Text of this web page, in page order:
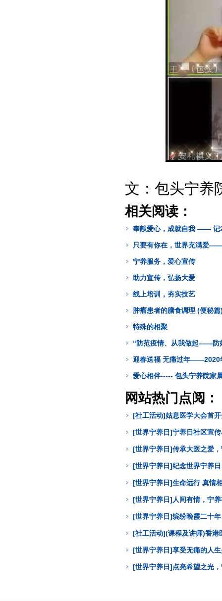
文：包头宁养
相关阅读：
奉献爱心，成就自我 —— 记
只要有你在，世界充满爱
宁养服务，爱心宣传
助力宣传，弘扬大爱
线上培训，夯实技艺
肿瘤患者的膳食调理 (便秘篇
特殊的相聚
“防范疫情、从我做起——防
迎春送福 无痛过年——2020
爱心相伴----- 包头宁养院家
网站热门点阅：
[社工活动]姑息医学大会首
[世界宁养日]宁养日社区宣
[世界宁养日]传承大医之爱
[世界宁养日]纪念世界宁养
[世界宁养日]生命远行 真情
[世界宁养日]人间有情，宁
[世界宁养日]缤纷晚霞二十
[社工活动](课程及讲师)香
[世界宁养日]享受无痛的人
[世界宁养日]点亮希望之光